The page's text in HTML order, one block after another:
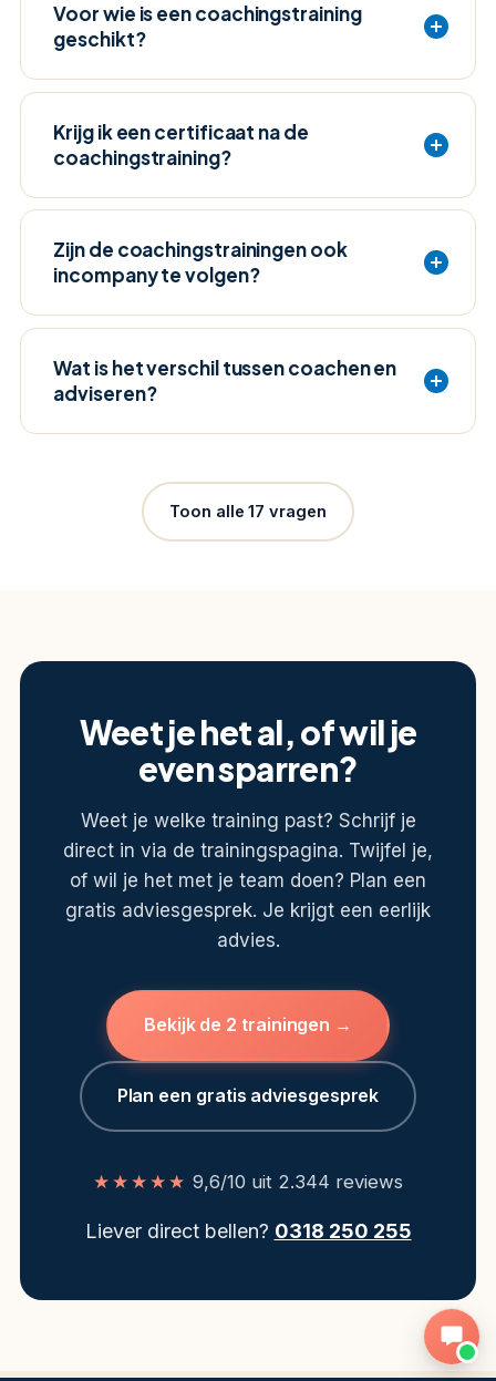
Voor wie is een coachingstraining
geschikt?
Krijg ik een certificaat na de
coachingstraining?
Zijn de coachingstrainingen ook
incompany te volgen?
Wat is het verschil tussen coachen en
adviseren?
Toon alle 17 vragen
Weet je het al, of wil je
even sparren?
Weet je welke training past? Schrijf je
direct in via de trainingspagina. Twijfel je,
of wil je het met je team doen? Plan een
gratis adviesgesprek. Je krijgt een eerlijk
advies.
Bekijk de 2 trainingen →
Plan een gratis adviesgesprek
★★★★★ 9,6/10 uit 2.344 reviews
Liever direct bellen? 0318 250 255